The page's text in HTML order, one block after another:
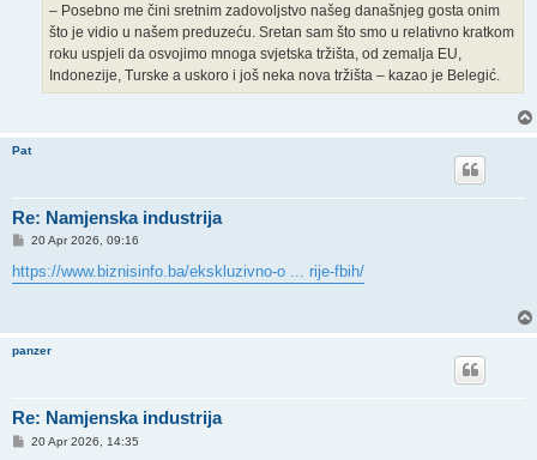
– Posebno me čini sretnim zadovoljstvo našeg današnjeg gosta onim
što je vidio u našem preduzeću. Sretan sam što smo u relativno kratkom
roku uspjeli da osvojimo mnoga svjetska tržišta, od zemalja EU,
Indonezije, Turske a uskoro i još neka nova tržišta – kazao je Belegić.
Pat
Re: Namjenska industrija
P
s
t
20 Apr 2026, 09:16
https://www.biznisinfo.ba/ekskluzivno-o ... rije-fbih/
panzer
Re: Namjenska industrija
P20 Apr 2026, 14:35